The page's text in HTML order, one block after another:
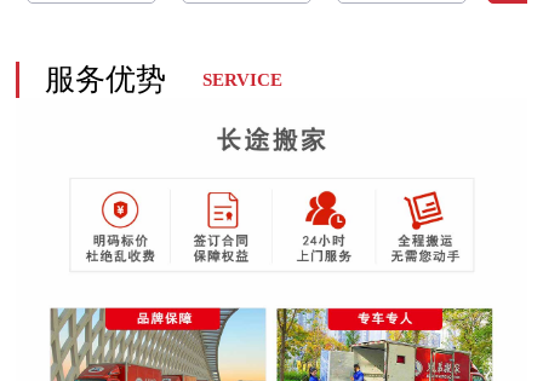
服务优势 SERVICE